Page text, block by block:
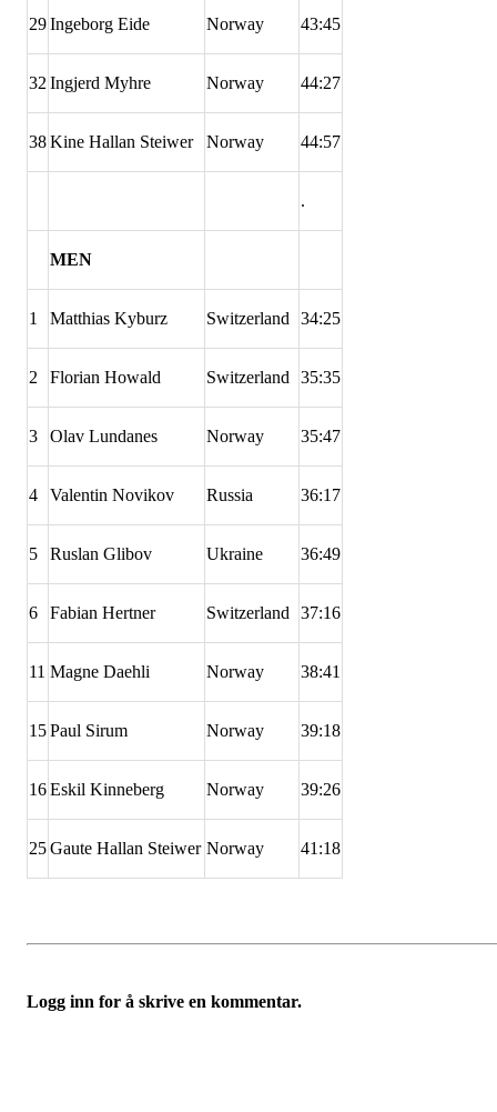
29Ingeborg Eide Norway 43:45
32 Ingjerd Myhre Norway 44:27
38Kine Hallan Steiwer Norway 44:57
.
MEN
1 Matthias Kyburz Switzerland 34:25
2 Florian Howald Switzerland 35:35
3 Olav Lundanes Norway 35:47
4 Valentin Novikov Russia 36:17
5 Ruslan Glibov Ukraine 36:49
6 Fabian Hertner Switzerland 37:16
11 Magne Daehli Norway 38:41
15Paul Sirum Norway 39:18
16Eskil Kinneberg Norway 39:26
25Gaute Hallan Steiwer Norway 41:18
Logg inn for å skrive en kommentar.